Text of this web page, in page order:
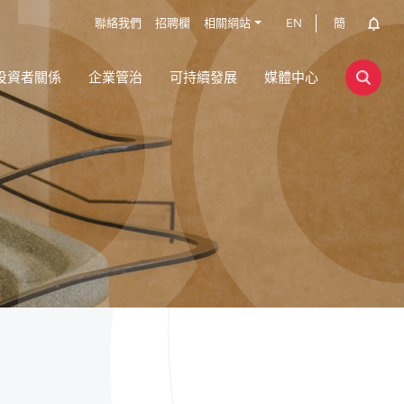
聯絡我們 招聘欄 相關網站 EN 簡
資者關係 企業管治 可持續發展 媒體中心